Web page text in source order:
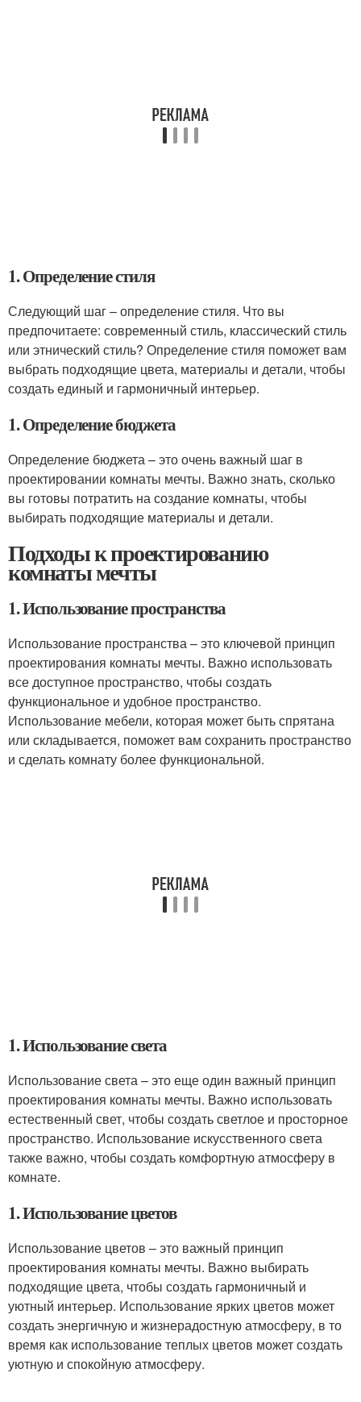
1. Определение стиля
Следующий шаг – определение стиля. Что вы
предпочитаете: современный стиль, классический стиль
или этнический стиль? Определение стиля поможет вам
выбрать подходящие цвета, материалы и детали, чтобы
создать единый и гармоничный интерьер.
1. Определение бюджета
Определение бюджета – это очень важный шаг в
проектировании комнаты мечты. Важно знать, сколько
вы готовы потратить на создание комнаты, чтобы
выбирать подходящие материалы и детали.
Подходы к проектированию
комнаты мечты
1. Использование пространства
Использование пространства – это ключевой принцип
проектирования комнаты мечты. Важно использовать
все доступное пространство, чтобы создать
функциональное и удобное пространство.
Использование мебели, которая может быть спрятана
или складывается, поможет вам сохранить пространство
и сделать комнату более функциональной.
1. Использование света
Использование света – это еще один важный принцип
проектирования комнаты мечты. Важно использовать
естественный свет, чтобы создать светлое и просторное
пространство. Использование искусственного света
также важно, чтобы создать комфортную атмосферу в
комнате.
1. Использование цветов
Использование цветов – это важный принцип
проектирования комнаты мечты. Важно выбирать
подходящие цвета, чтобы создать гармоничный и
уютный интерьер. Использование ярких цветов может
создать энергичную и жизнерадостную атмосферу, в то
время как использование теплых цветов может создать
уютную и спокойную атмосферу.